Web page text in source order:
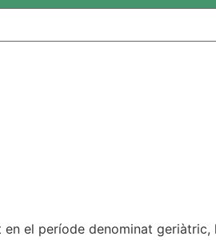
el període denominat geriàtric,